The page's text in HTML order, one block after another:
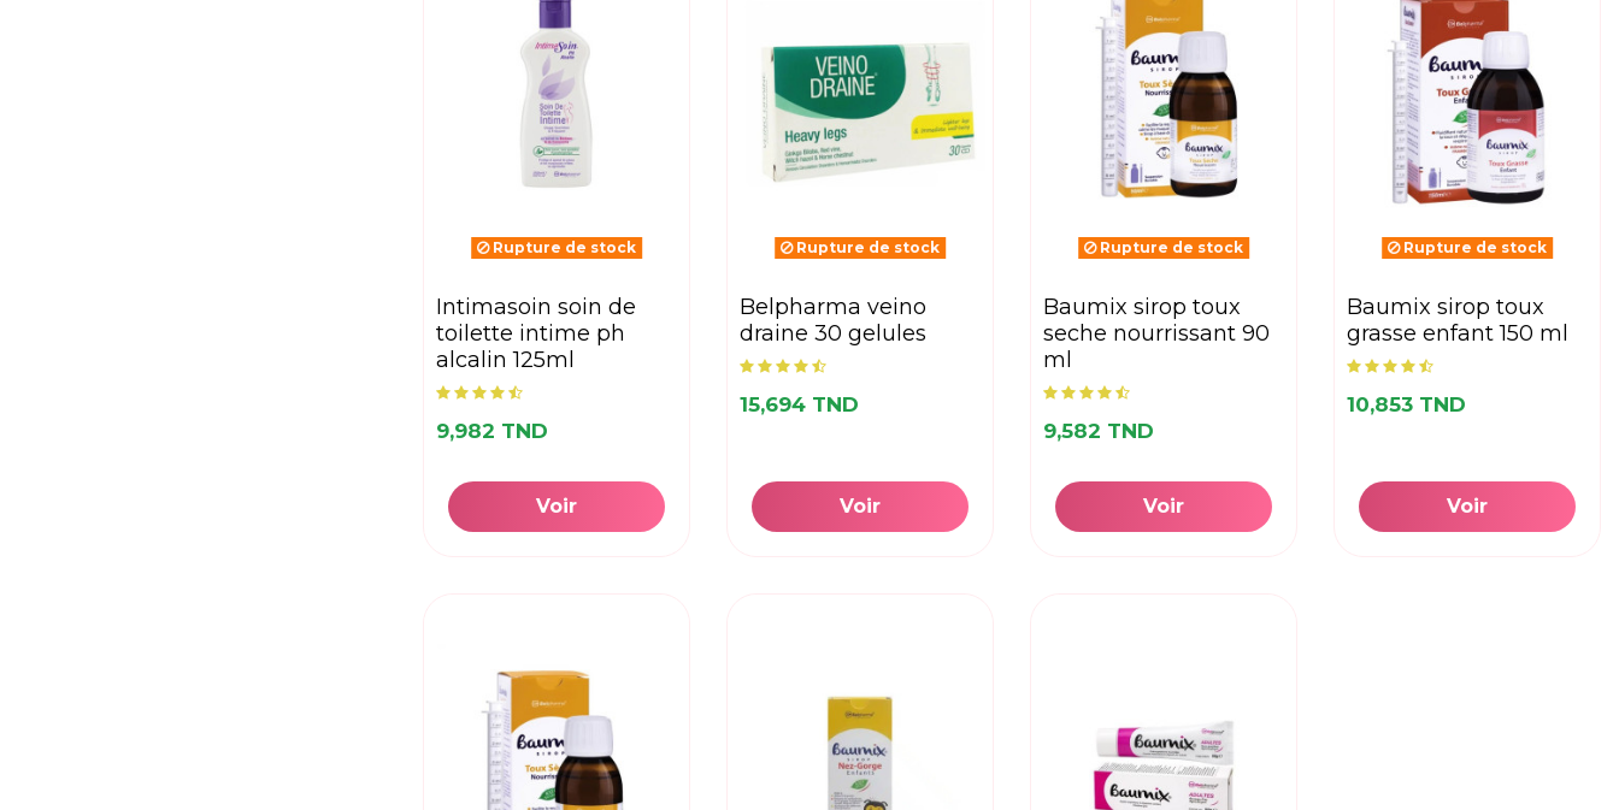
Rupture de stock
intimasoin soin de
toilette intime ph
alcalin 125ml
9,982 TND
Voir
Rupture de stock
belpharma veino
draine 30 gelules
15,694 TND
Voir
Rupture de stock
baumix sirop toux
seche nourrissant 90
ml
9,582 TND
Voir
Rupture de stock
baumix sirop toux
grasse enfant 150 ml
10,853 TND
Voir